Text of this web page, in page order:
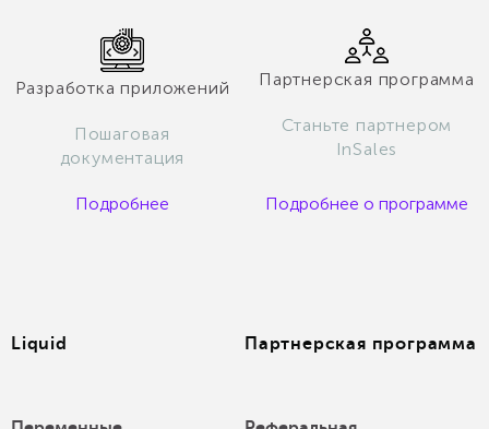
Разработка приложений
Пошаговая
документация
Подробнее
Партнерская программа
Станьте партнером
InSales
Подробнее о программе
Liquid Партнерская программа